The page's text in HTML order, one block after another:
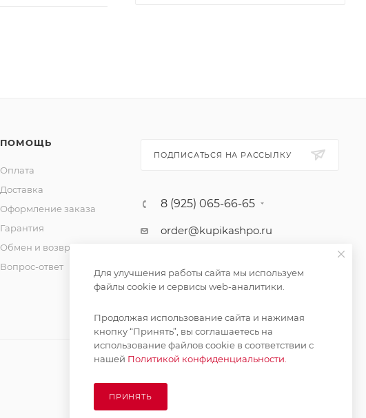
ПОМОЩЬ
Оплата
Доставка
Оформление заказа
Гарантия
Обмен и возврат
Вопрос-ответ
ПОДПИСАТЬСЯ НА РАССЫЛКУ
8 (925) 065-66-65
order@kupikashpo.ru
Для улучшения работы сайта мы используем
файлы cookie и сервисы web-аналитики.
Продолжая использование сайта и нажимая
кнопку “Принять”, вы соглашаетесь на
использование файлов cookie в соответствии с
нашей Политикой конфиденциальности.
ПРИНЯТЬ